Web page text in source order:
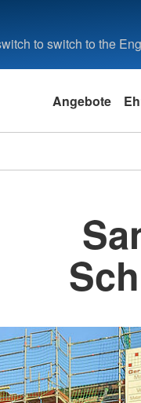
to switch to the
Angebote